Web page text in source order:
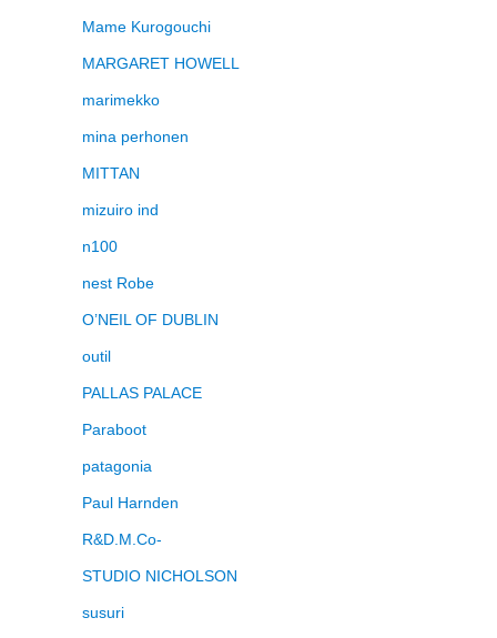
Mame Kurogouchi
MARGARET HOWELL
marimekko
mina perhonen
MITTAN
mizuiro ind
n100
nest Robe
O’NEIL OF DUBLIN
outil
PALLAS PALACE
Paraboot
patagonia
Paul Harnden
R&D.M.Co-
STUDIO NICHOLSON
susuri